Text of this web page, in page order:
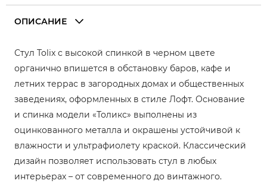
ОПИСАНИЕ
Стул Tolix с высокой спинкой в черном цвете
органично впишется в обстановку баров, кафе и
летних террас в загородных домах и общественных
заведениях, оформленных в стиле Лофт. Основание
и спинка модели «Толикс» выполнены из
оцинкованного металла и окрашены устойчивой к
влажности и ультрафиолету краской. Классический
дизайн позволяет использовать стул в любых
интерьерах – от современного до винтажного.